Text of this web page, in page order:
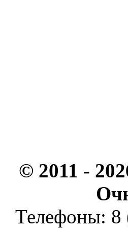
© 2011 -
Телефоны: 8